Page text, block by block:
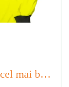
Ce straturi subțiri se potrivesc cel mai bine cu cămășile FR care absorb umiditatea?